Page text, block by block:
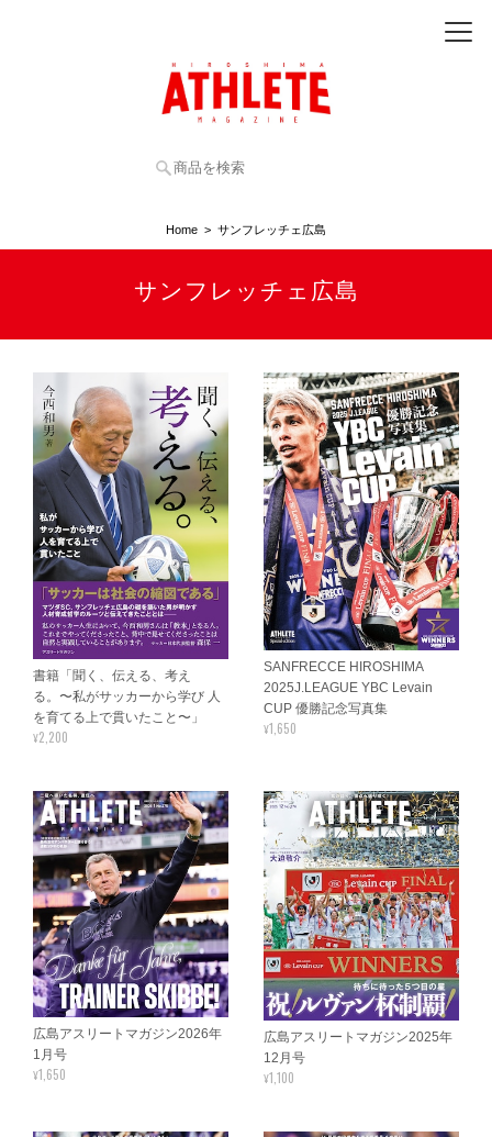
Home サンフレッチェ広島
サンフレッチェ広島
書籍「聞く、伝える、考え
る。〜私がサッカーから学び 人
を育てる上で貫いたこと〜」
¥2,200
SANFRECCE HIROSHIMA
2025J.LEAGUE YBC Levain
CUP 優勝記念写真集
¥1,650
広島アスリートマガジン2026年
1月号
¥1,650
広島アスリートマガジン2025年
12月号
¥1,100